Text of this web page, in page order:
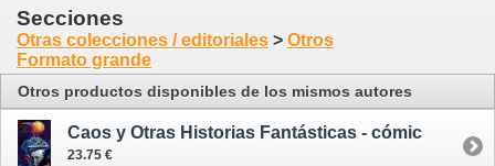
Secciones
Otras colecciones / editoriales > Otros
Formato grande
Otros productos disponibles de los mismos autores
Caos y Otras Historias Fantásticas - cómic
23.75 €